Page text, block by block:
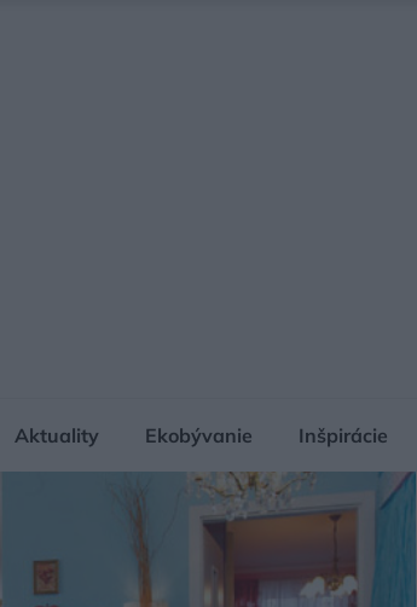
Aktuality Ekobývanie Inšpirácie